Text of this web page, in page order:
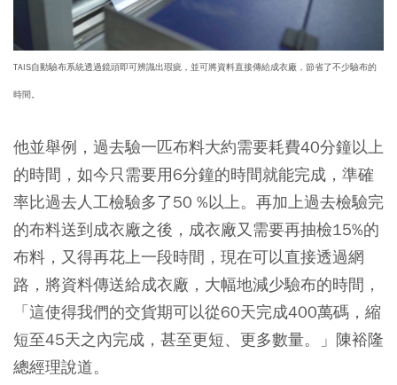
TAIS自動驗布系統透過鏡頭即可辨識出瑕疵，並可將資料直接傳給成衣廠，節省了不少驗布的
時間。
他並舉例，過去驗一匹布料大約需要耗費40分鐘以上
的時間，如今只需要用6分鐘的時間就能完成，準確
率比過去人工檢驗多了50 %以上。再加上過去檢驗完
的布料送到成衣廠之後，成衣廠又需要再抽檢15%的
布料，又得再花上一段時間，現在可以直接透過網
路，將資料傳送給成衣廠，大幅地減少驗布的時間，
「這使得我們的交貨期可以從60天完成400萬碼，縮
短至45天之內完成，甚至更短、更多數量。」陳裕隆
總經理說道。